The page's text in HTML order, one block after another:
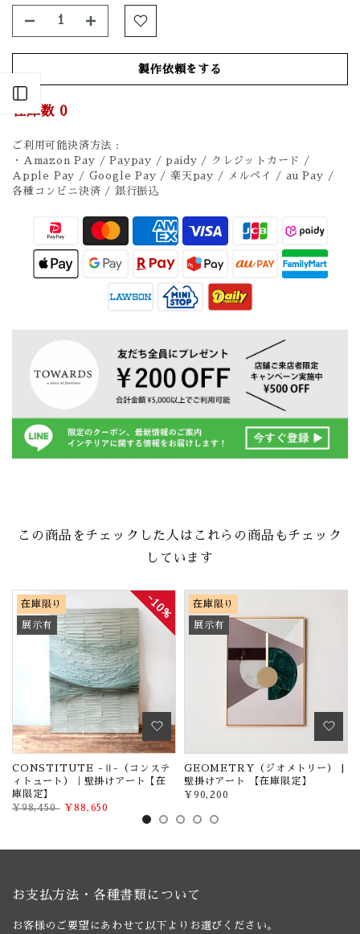
製作依頼をする
在庫数 0
ご利用可能決済方法 :
・Amazon Pay / Paypay / paidy / クレジットカード /
Apple Pay / Google Pay / 楽天pay / メルペイ / au Pay /
各種コンビニ決済 / 銀行振込
この商品をチェックした人はこれらの商品もチェック
しています
10%
在庫限り
展示有
CONSTITUTE -Ⅱ-（コンステ
ィトュート）｜壁掛けアート【在
庫限定】
¥98,450 ¥88,650
在庫限り
展示有
GEOMETRY（ジオメトリー） |
壁掛けアート 【在庫限定】
¥90,200
お支払方法・各種書類について
お客様のご要望にあわせて以下よりお選びください。